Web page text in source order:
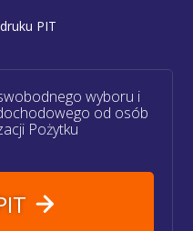
PIT
wyboru i
od osób
Pożytku